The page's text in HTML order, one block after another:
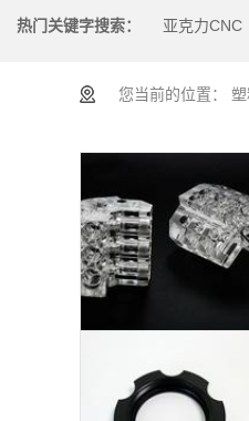
热门关键字搜索： 亚克力CNC
您当前的位置：